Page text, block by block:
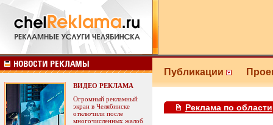
ВИДЕО РЕКЛАМА
Огромный рекламный
экран в Челябинске
отключили после
многочисленных жалоб
Публикации
Реклама по области